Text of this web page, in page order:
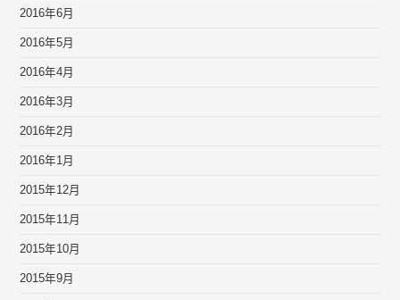
2016年6月
2016年5月
2016年4月
2016年3月
2016年2月
2016年1月
2015年12月
2015年11月
2015年10月
2015年9月